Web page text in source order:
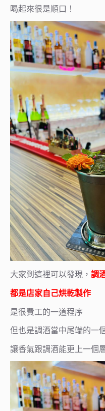
喝起來很是順口！
大家到這裡可以發現， 調
都是店家自己烘乾製作
是很費工的一道程序
但也是調酒當中尾端的一
讓香氣跟調酒能更上一個